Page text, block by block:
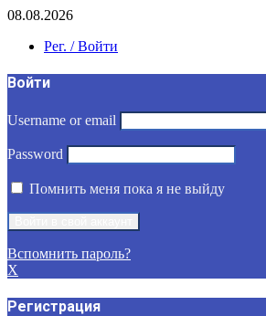
08.08.2026
Рег. / Войти
Войти
Username or email
Password
Помнить меня пока я не выйду
Вспомнить пароль?
X
Регистрация